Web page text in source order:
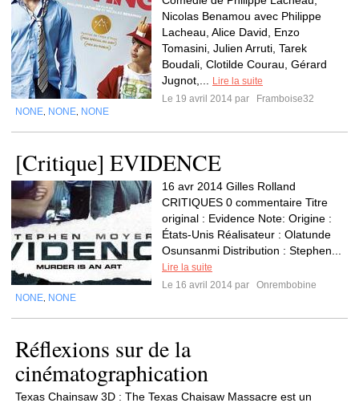
Nicolas Benamou avec Philippe
Lacheau, Alice David, Enzo
Tomasini, Julien Arruti, Tarek
Boudali, Clotilde Courau, Gérard
Jugnot,...
Lire la suite
Le 19 avril 2014 par
Framboise32
NONE NONE NONE
[Critique] EVIDENCE
16 avr 2014 Gilles Rolland
CRITIQUES 0 commentaire Titre
original : Evidence Note: Origine :
États-Unis Réalisateur : Olatunde
Osunsanmi Distribution : Stephen...
Lire la suite
Le 16 avril 2014 par
Onrembobine
NONE NONE
Réflexions sur de la
cinématographication
Texas Chainsaw 3D : The Texas Chaisaw Massacre est un